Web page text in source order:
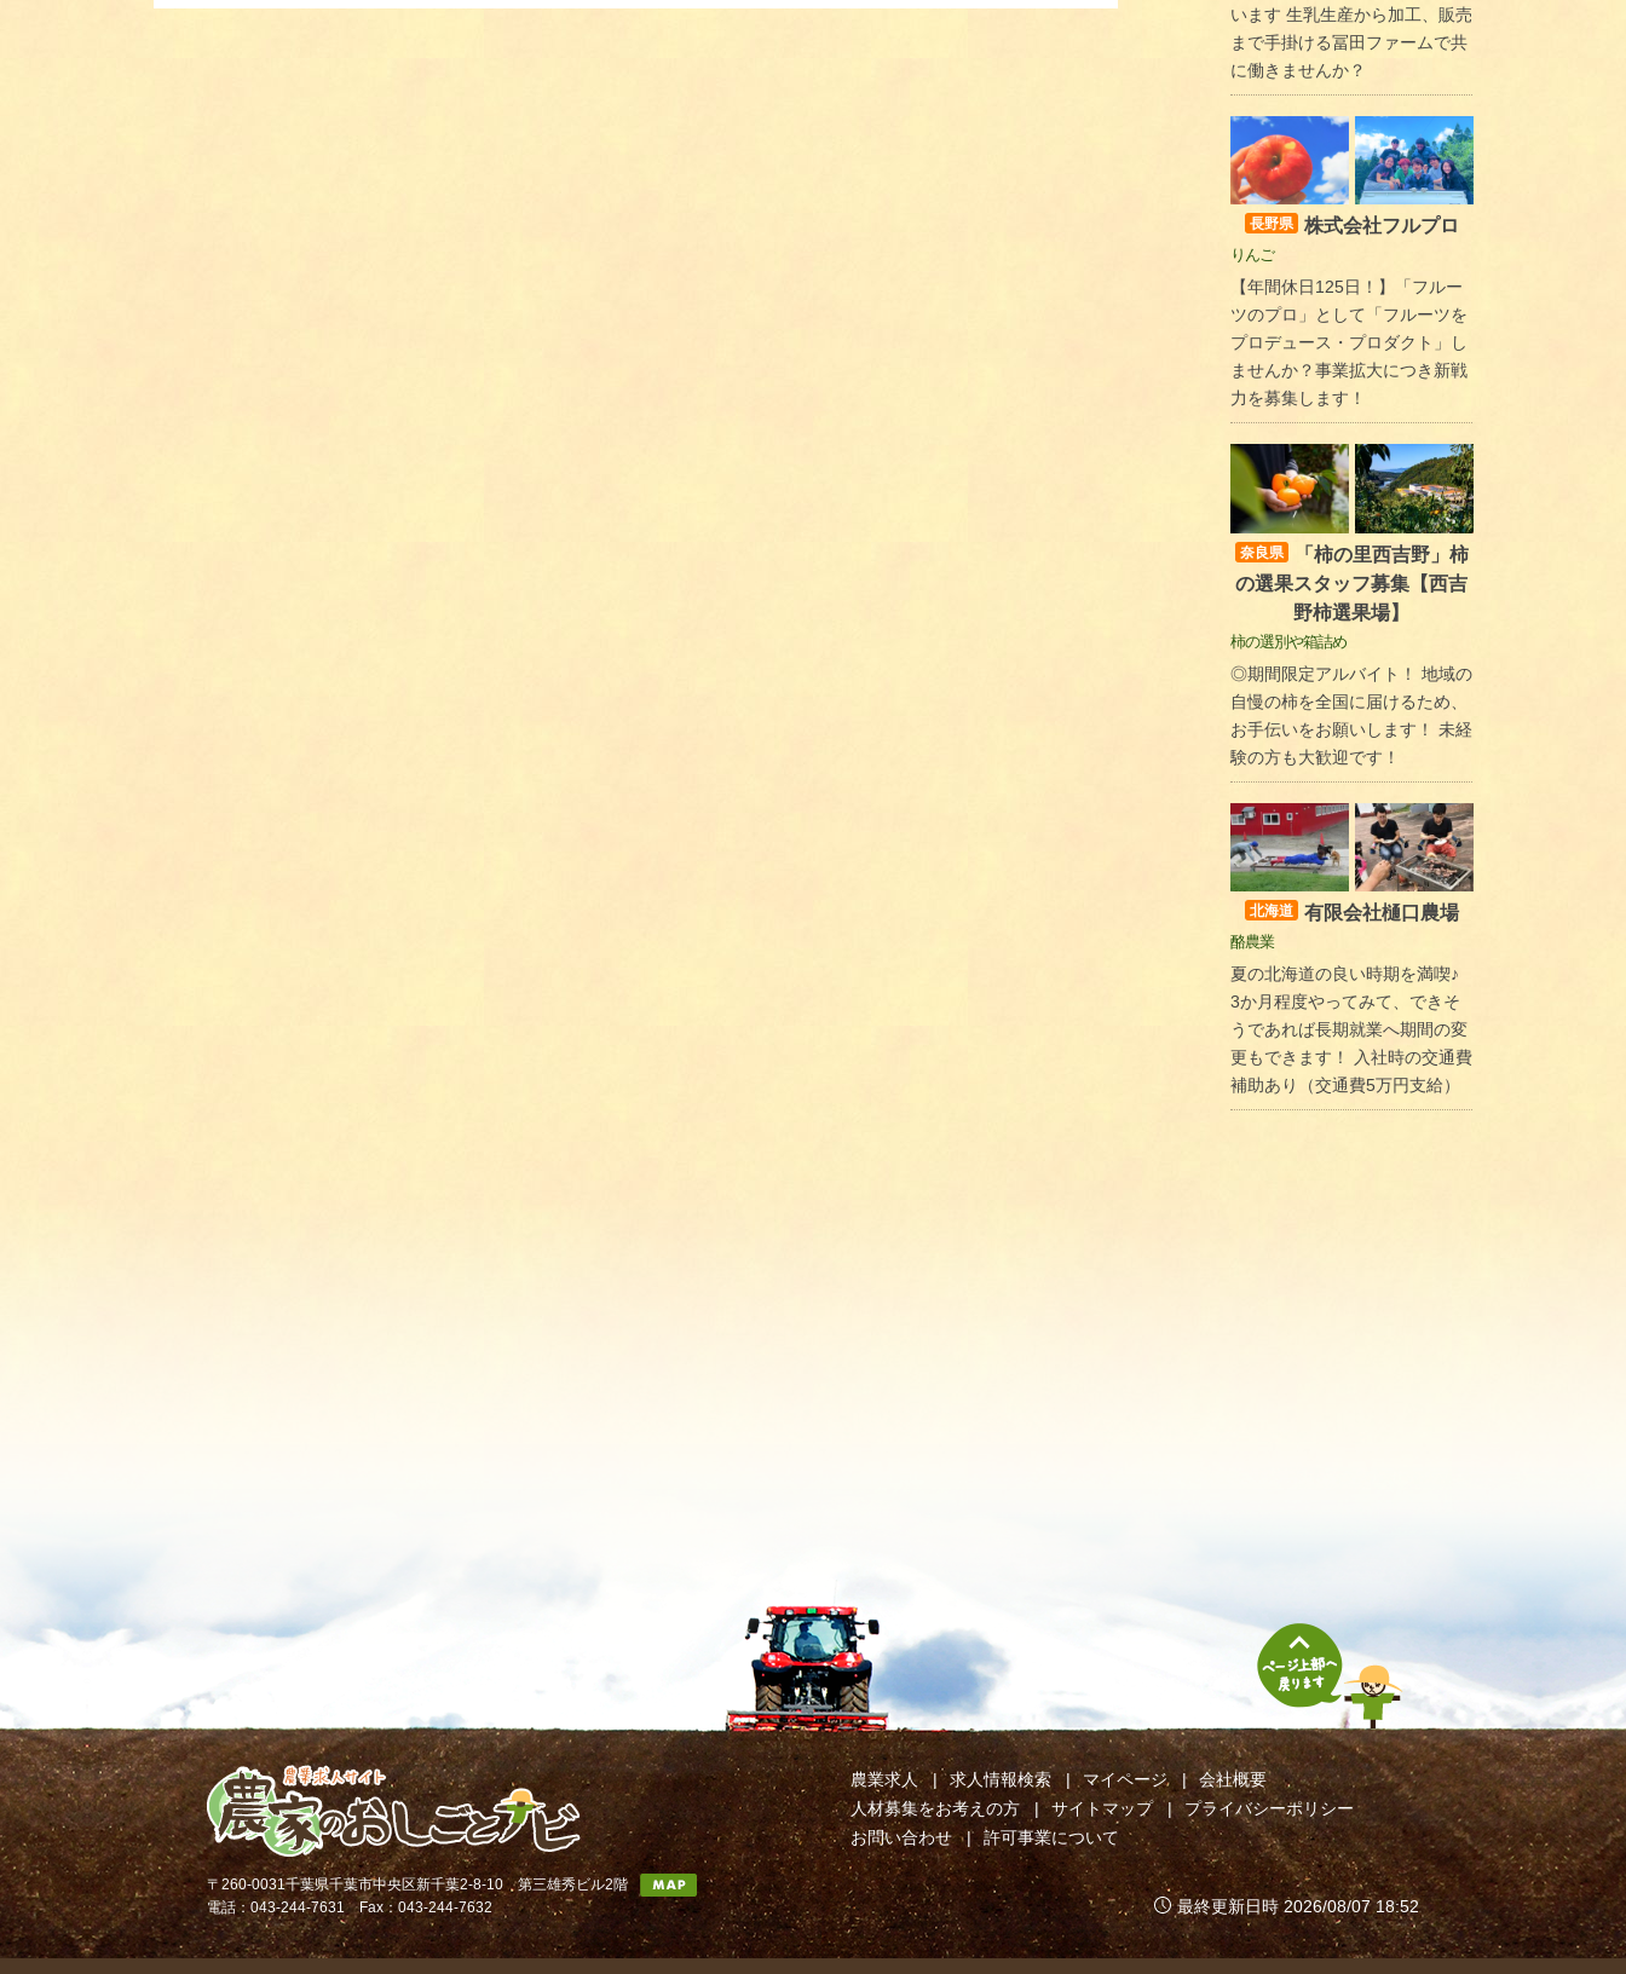
います 生乳生産から加工、販売
まで手掛ける冨田ファームで共
に働きませんか？
長野県 株式会社フルプロ
りんご
【年間休日125日！】「フルー
ツのプロ」として「フルーツを
プロデュース・プロダクト」し
ませんか？事業拡大につき新戦
力を募集します！
奈良県
「柿の里西吉野」柿
の選果スタッフ募集【西吉
野柿選果場】
柿の選別や箱詰め
◎期間限定アルバイト！ 地域の
自慢の柿を全国に届けるため、
お手伝いをお願いします！ 未経
験の方も大歓迎です！
北海道 有限会社樋口農場
酪農業
夏の北海道の良い時期を満喫♪
3か月程度やってみて、できそ
うであれば長期就業へ期間の変
更もできます！ 入社時の交通費
補助あり（交通費5万円支給）
〒260-0031千葉県千葉市中央区新千葉2-8-10 第三雄秀ビル2階
電話：043-244-7631 Fax：043-244-7632
農業求人 求人情報検索 マイページ
会社概要
人材募集をお考えの方
サイトマップ
プライバシーポリシー
お問い合わせ
許可事業について
最終更新日時 2026/08/07 18:52